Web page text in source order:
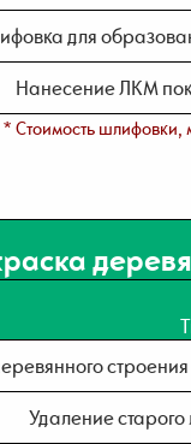
для
Нанесение ЛКМ
* Стоимость шлифовки,
Удаление